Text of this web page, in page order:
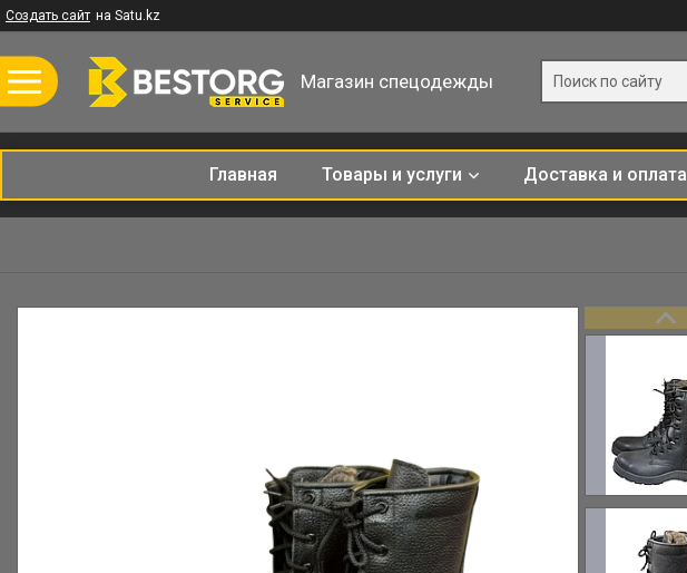
Создать сайт на Satu.kz
Магазин спецодежды
Главная Товары и услуги Доставка и оплата